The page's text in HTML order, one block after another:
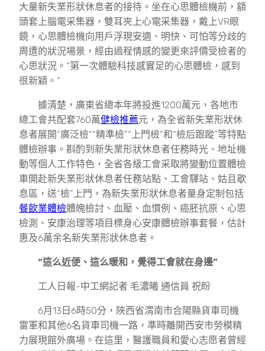
大量新失業形狀休息者的接待。坐在心思體檢機前，額
頭套上腦電采集器，雙耳夾上心電采集器，戴上VR眼
鏡，心思體檢機向用戶浮現安適、明快、可怕等分歧的
周遭的狀況場景，經由過程情感的變更來評價受檢者的
心思狀況。“第一次體驗科技感實足的心思體檢，感到
很新穎。”
據清楚，廣東省總本年將投進1200萬元，各地市
總工會共配套760萬健檢推薦元，為全省新失業形狀休
息者展開“廣泛檢”“精準檢”“上門檢”和“檢后跟蹤”等特點
體檢辦事。斟酌到新失業形狀休息者任務時光、地址機
動等個人工作特色，全省各級工會采取將變動位置體檢
車開赴新失業形狀休息者任務站點、工會驛站、姑且歇
息區，送“檢”上門，為新失業形狀休息者量身定制包括
餐飲業體檢體魄檢討、血壓、血慣例、癌胚抗原、心思
檢測、安康治理等項目標身心安康體檢辦事套餐，估計
惠及6萬余名新失業形狀休息者。
“這么近便、這么暖和，覺得工會就在身邊”
工人日報-中工網記者 毛濃曦 通信員 祝盼
6月13日6時50分，陜西省渭南市合陽縣貨車司機
雷軍和其他6名貨車司機一路，準時離開西安市勞模精
力展現館外廣場。在這里，醫護職員和愛心志愿者曾經